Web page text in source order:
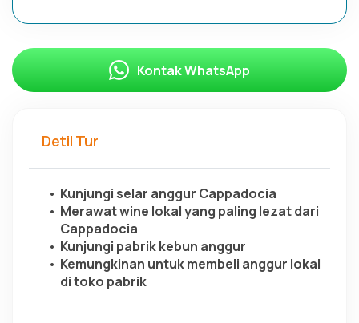
Detil Tur
Kunjungi selar anggur Cappadocia
Merawat wine lokal yang paling lezat dari
Cappadocia
Kunjungi pabrik kebun anggur
Kemungkinan untuk membeli anggur lokal
di toko pabrik
Kontak WhatsApp